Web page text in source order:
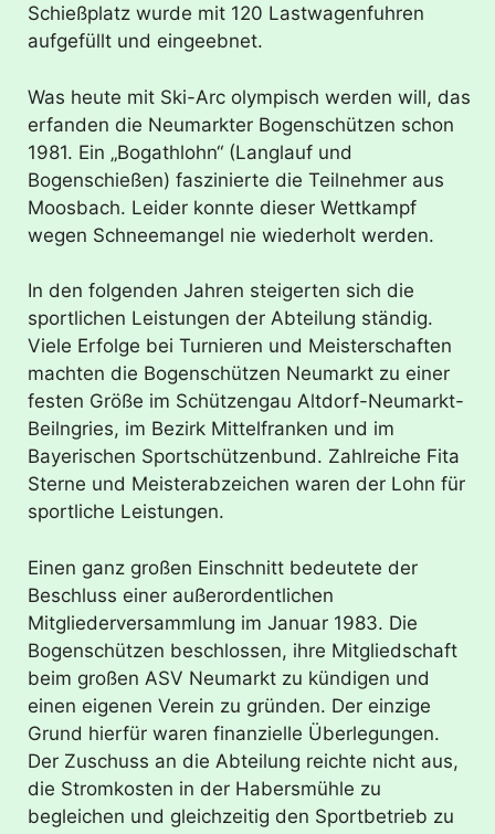
Schießplatz wurde mit 120 Lastwagenfuhren
aufgefüllt und eingeebnet.
Was heute mit Ski-Arc olympisch werden will, das
erfanden die Neumarkter Bogenschützen schon
1981. Ein „Bogathlohn“ (Langlauf und
Bogenschießen) faszinierte die Teilnehmer aus
Moosbach. Leider konnte dieser Wettkampf
wegen Schneemangel nie wiederholt werden.
In den folgenden Jahren steigerten sich die
sportlichen Leistungen der Abteilung ständig.
Viele Erfolge bei Turnieren und Meisterschaften
machten die Bogenschützen Neumarkt zu einer
festen Größe im Schützengau Altdorf-Neumarkt-
Beilngries, im Bezirk Mittelfranken und im
Bayerischen Sportschützenbund. Zahlreiche Fita
Sterne und Meisterabzeichen waren der Lohn für
sportliche Leistungen.
Einen ganz großen Einschnitt bedeutete der
Beschluss einer außerordentlichen
Mitgliederversammlung im Januar 1983. Die
Bogenschützen beschlossen, ihre Mitgliedschaft
beim großen ASV Neumarkt zu kündigen und
einen eigenen Verein zu gründen. Der einzige
Grund hierfür waren finanzielle Überlegungen.
Der Zuschuss an die Abteilung reichte nicht aus,
die Stromkosten in der Habersmühle zu
begleichen und gleichzeitig den Sportbetrieb zu